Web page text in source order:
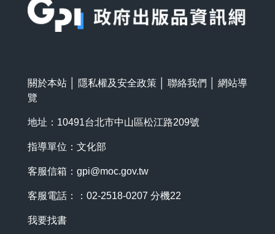
關於本站 隱私權及安全政策 聯絡我們
網站導
覽
地址：10491台北市中山區松江路209號
指導單位：文化部
客服信箱： gpi@moc.gov.tw
客服電話：：02-2518-0207 分機22
我要找書